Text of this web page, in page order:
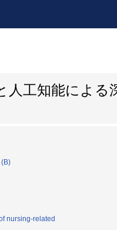
工知能による
nursing-related